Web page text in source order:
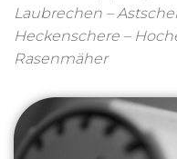
Laubrechen –
Heckenschere –
Rasenmäher